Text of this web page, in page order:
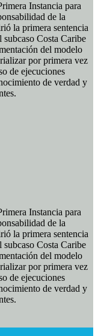
Instancia para
de la
la primera sentencia
subcaso Costa Caribe
del modelo
por primera vez
de ejecuciones
de verdad y
Instancia para
de la
la primera sentencia
subcaso Costa Caribe
del modelo
por primera vez
de ejecuciones
de verdad y